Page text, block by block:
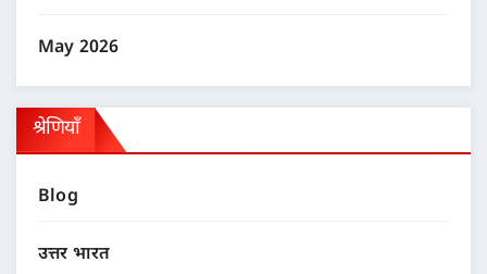
May 2026
श्रेणियाँ
Blog
उत्तर भारत